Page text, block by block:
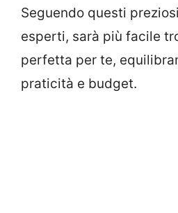
Seguendo questi
esperti, sarà più facile
perfetta per te,
praticità e budget.